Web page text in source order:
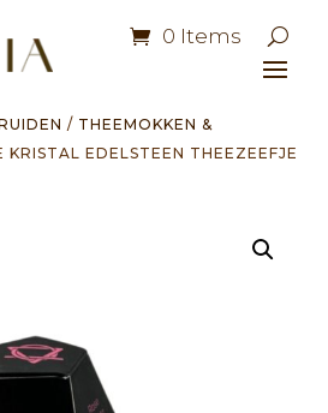
0 Items
/ THEEMOKKEN &
KRISTAL EDELSTEEN THEEZEEFJE